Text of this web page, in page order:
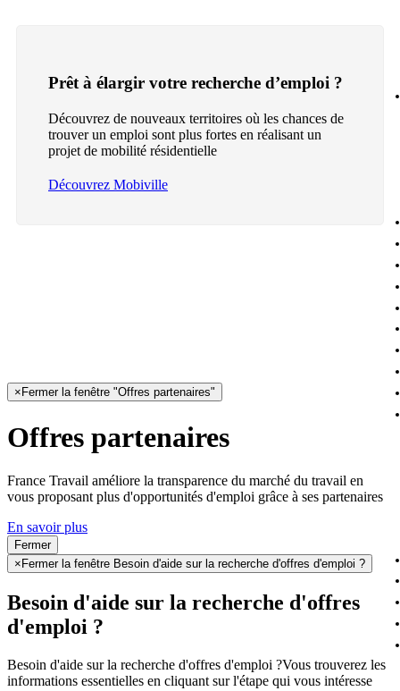
Prêt à élargir votre recherche d’emploi ?
Découvrez de nouveaux territoires où les chances de
trouver un emploi sont plus fortes en réalisant un
projet de mobilité résidentielle
Découvrez Mobiville
× Fermer la fenêtre "Offres partenaires"
Offres partenaires
France Travail améliore la transparence du marché du travail en
vous proposant plus d'opportunités d'emploi grâce à ses partenaires
En savoir plus
Fermer
× Fermer la fenêtre Besoin d'aide sur la recherche d'offres d'emploi ?
Besoin d'aide sur la recherche d'offres
d'emploi ?
Besoin d'aide sur la recherche d'offres d'emploi ?Vous trouverez les
informations essentielles en cliquant sur l'étape qui vous intéresse